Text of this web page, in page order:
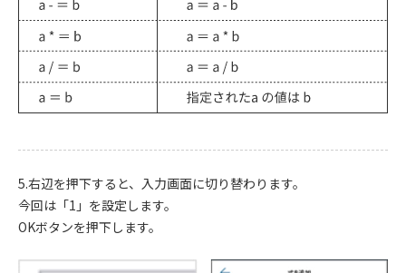
5.右辺を押下すると、入力画面に切り替わります。
今回は「1」を設定します。
OKボタンを押下します。